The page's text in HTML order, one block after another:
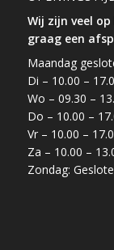
Wij zijn veel
graag een
Maandag
Di – 10.00 –
Wo – 09.30 –
Do – 10.00 –
Vr – 10.00 –
Za – 10.00 –
Zondag: